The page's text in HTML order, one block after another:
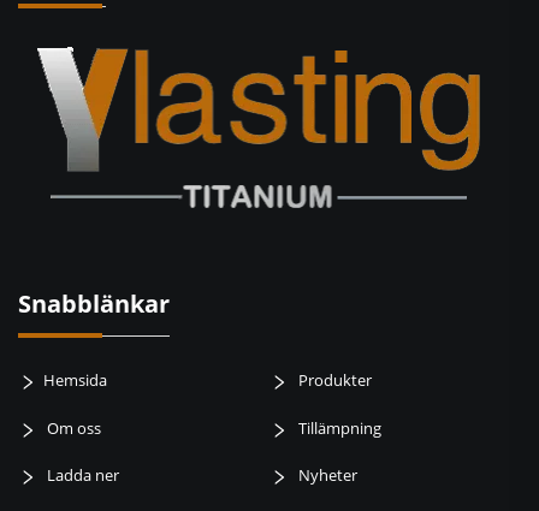
Snabblänkar
Hemsida Produkter
Om oss Tillämpning
Ladda ner Nyheter